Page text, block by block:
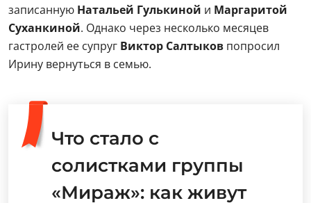
записанную Натальей Гулькиной и Маргаритой
Суханкиной. Однако через несколько месяцев
гастролей ее супруг Виктор Салтыков попросил
Ирину вернуться в семью.
Что стало с
солистками группы
«Мираж»: как живут